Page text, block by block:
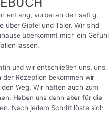
entlang, vorbei an den saftig
über Gipfel und Täler. Wir sind
überkommt mich ein Gefühl
lassen.
und wir entschließen uns, uns
der Rezeption bekommen wir
Weg. Wir hätten auch zum
Haben uns dann aber für die
Nach jedem Schritt löste sich